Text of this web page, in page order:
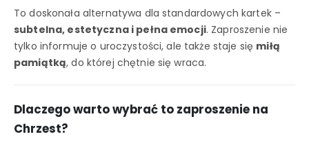
To doskonała alternatywa dla standardowych kartek –
subtelna, estetyczna i pełna emocji. Zaproszenie nie
tylko informuje o uroczystości, ale także staje się miłą
pamiątką, do której chętnie się wraca.
Dlaczego warto wybrać to zaproszenie na
Chrzest?